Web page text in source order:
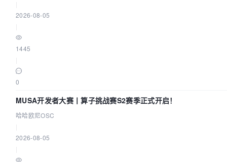
2026-08-05
1445
0
MUSA开发者大赛丨算子挑战赛S2赛季正式开启！
哈哈欧尼OSC
2026-08-05